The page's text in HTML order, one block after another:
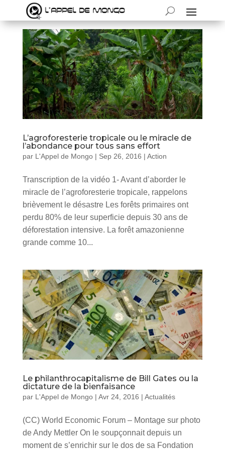
L’agroforesterie tropicale ou le miracle de
l’abondance pour tous sans effort
par L'Appel de Mongo| Sep 26, 2016 | Action
Transcription de la vidéo 1- Avant d’aborder le
miracle de l’agroforesterie tropicale, rappelons
brièvement le désastre Les forêts primaires ont
perdu 80% de leur superficie depuis 30 ans de
déforestation intensive. La forêt amazonienne
grande comme 10...
Le philanthrocapitalisme de Bill Gates ou la
dictature de la bienfaisance
par L'Appel de Mongo| Avr 24, 2016 | Actualités
(CC) World Economic Forum – Montage sur photo
de Andy Mettler On le soupçonnait depuis un
moment de s’enrichir sur le dos de sa Fondation